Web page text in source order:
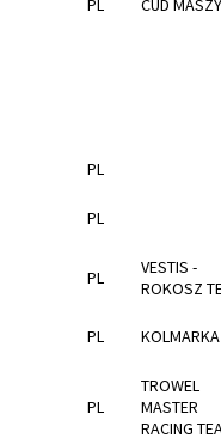
PL CUD
PL
PL
PL
VESTIS -
ROKOSZ
PL KOLMARKA
PL
TROWEL
MASTER
RACING